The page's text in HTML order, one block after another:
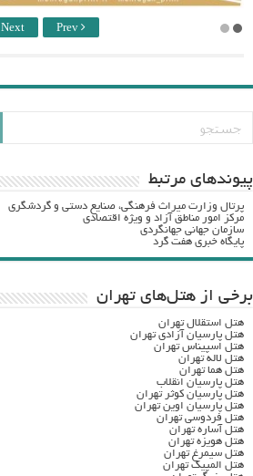
Next Prev
پيوندهاي مرتبط
پرتال وزارت ميراث فرهنگي، صنایع دستی و گردشگري
مرکز امور مناطق آزاد و ویژه اقتصادی
سازمان جهانی جهانگردی
پایگاه خبری هفت گرد
برخی از هتل‌های تهران
هتل استقلال تهران
هتل پارسیان آزادی تهران
هتل اسپیناس تهران
هتل لاله تهران
هتل هما تهران
هتل پارسیان انقلاب
هتل پارسیان کوثر تهران
هتل پارسیان اوین تهران
هتل فردوسی تهران
هتل آساره تهران
هتل هویزه تهران
هتل سیمرغ تهران
هتل المپیک تهران